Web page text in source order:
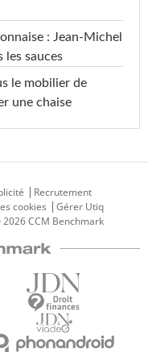
: Jean-Michel
les sauces
le mobilier de
une chaise
Recrutement
cookies
Gérer Utiq
CCM Benchmark